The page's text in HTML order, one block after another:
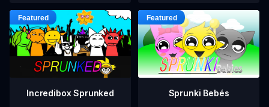
Incredibox Sprunked Sprunki Bebés